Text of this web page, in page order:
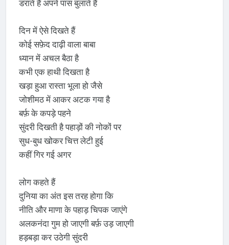
डराते हैं अपने पास बुलाते हैं
दिन में ऐसे दिखते हैं
कोई सफ़ेद दाढ़ी वाला बाबा
ध्यान में अचल बैठा है
कभी एक हाथी दिखता है
खड़ा हुआ रास्ता भूला हो जैसे
जोशीमठ में आकर अटक गया है
बर्फ़ के कपड़े पहने
सुंदरी दिखती है पहाड़ों की नोकों पर
सुध-बुध खोकर चित्त लेटी हुई
कहीं गिर गई अगर
लोग कहते हैं
दुनिया का अंत इस तरह होगा कि
नीति और माणा के पहाड़ चिपक जाएंगे
अलकनंदा गुम हो जाएगी बर्फ़ उड़ जाएगी
हड़बड़ा कर उठेगी सुंदरी